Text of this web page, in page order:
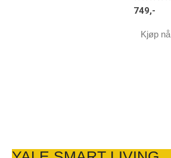
0 av 5
749,-
Kjøp nå